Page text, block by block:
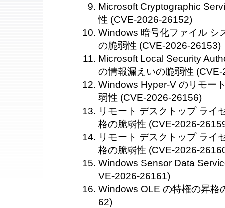
Microsoft Cryptographic
性 (CVE-2026-26152)
Windows 暗号化ファイル シ
の脆弱性 (CVE-2026-26153)
Microsoft Local Security
の情報漏えいの脆弱性
Windows Hyper-V のリモー
弱性 (CVE-2026-26156)
リモート デスクトップ ライ
格の脆弱性 (CVE-2026-
リモート デスクトップ ライ
格の脆弱性 (CVE-2026-
Windows Sensor Data
VE-2026-26161)
Windows OLE の特権の昇格
62)